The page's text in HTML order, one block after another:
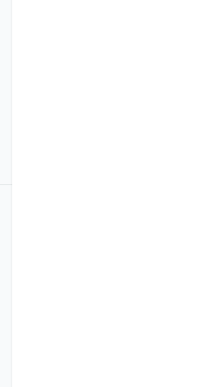
در خبرنامه ما عضو شوید